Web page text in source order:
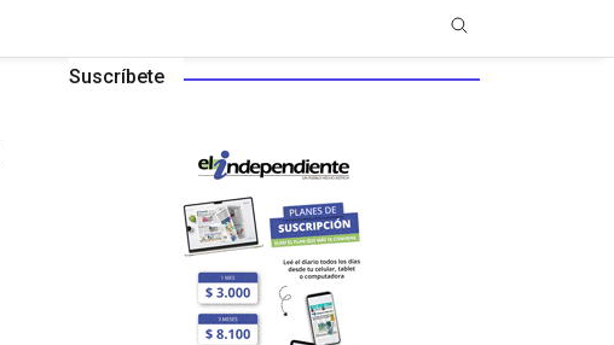
Suscríbete